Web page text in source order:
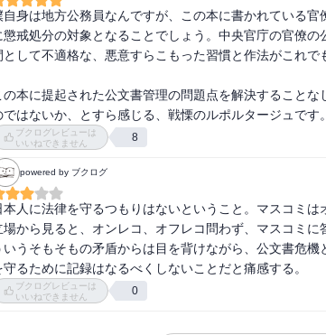
自身は地方公務員なんですが、この本に書かれている
懲戒処分の対象となることでしょう。中央官庁の官僚
として不適格な、悪意すらこもった習慣と作法がこれで
の本に提起された公文書管理の問題点を解決すること
ではないか、とすら感じる、戦慄のルポルタージュです。
ブクログレビューは
いいねできません
8
powered by ブクログ
本人に法律を守るつもりはないということ。マスコミ
場から見ると、オンレコ、オフレコ問わず、マスコミ
いうそもそもの矛盾からは目を背けながら、公文書危
守るために記録はなるべくしないことだと痛感する。
ブクログレビューは
いいねできません
0